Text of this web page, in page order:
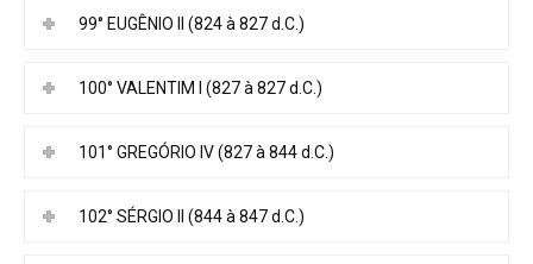
99° EUGÊNIO II (824 à 827 d.C.)
100° VALENTIM I (827 à 827 d.C.)
101° GREGÓRIO IV (827 à 844 d.C.)
102° SÉRGIO II (844 à 847 d.C.)